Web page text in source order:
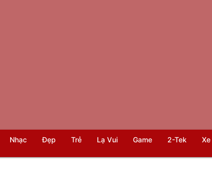
Nhạc Đẹp Trẻ Lạ Vui Game 2-Tek Xe